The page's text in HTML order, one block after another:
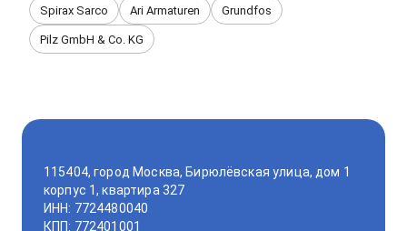
Spirax Sarco Ari Armaturen Grundfos
Pilz GmbH & Co. KG
115404, город Москва, Бирюлёвская улица, дом 1
корпус 1, квартира 327
ИНН: 7724480040
КПП: 772401001